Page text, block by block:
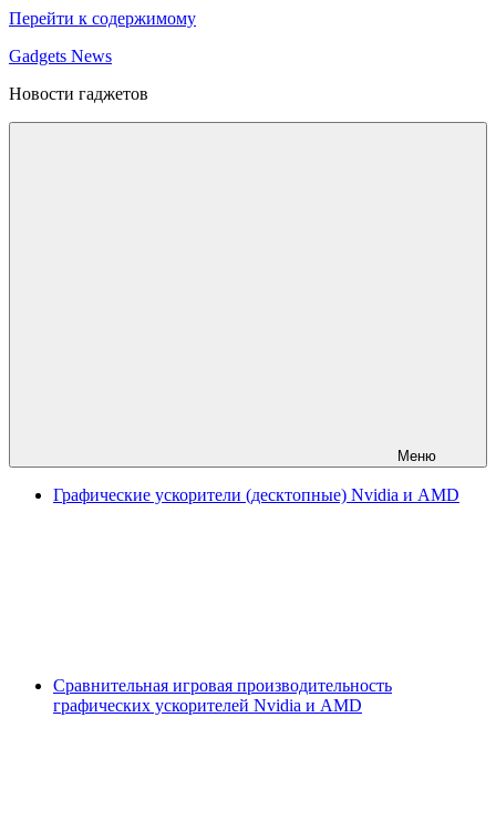
Перейти к содержимому
Gadgets News
Новости гаджетов
Меню
Графические ускорители (десктопные) Nvidia и AMD
Сравнительная игровая производительность
графических ускорителей Nvidia и AMD